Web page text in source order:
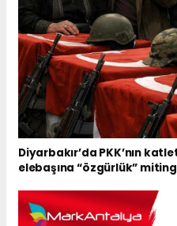
Diyarbakır’da PKK’nın
elebaşına “özgürlük”